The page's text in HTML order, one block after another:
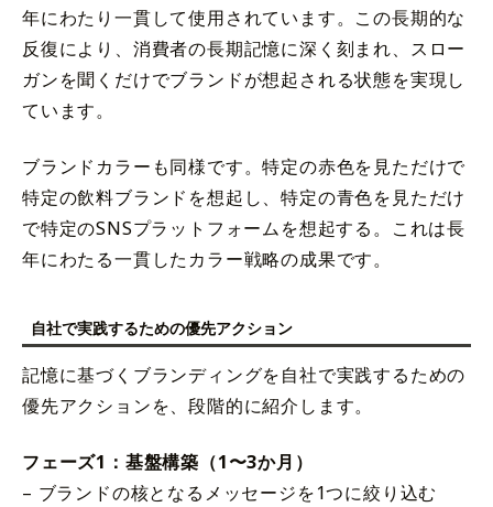
年にわたり一貫して使用されています。この長期的な
反復により、消費者の長期記憶に深く刻まれ、スロー
ガンを聞くだけでブランドが想起される状態を実現し
ています。
ブランドカラーも同様です。特定の赤色を見ただけで
特定の飲料ブランドを想起し、特定の青色を見ただけ
で特定のSNSプラットフォームを想起する。これは長
年にわたる一貫したカラー戦略の成果です。
自社で実践するための優先アクション
記憶に基づくブランディングを自社で実践するための
優先アクションを、段階的に紹介します。
フェーズ1：基盤構築（1〜3か月）
– ブランドの核となるメッセージを1つに絞り込む